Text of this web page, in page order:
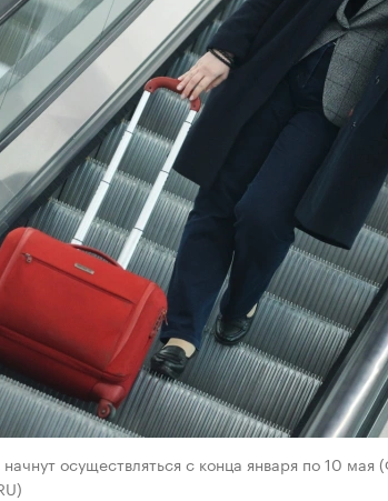
осуществляться с конца января по 10 мая